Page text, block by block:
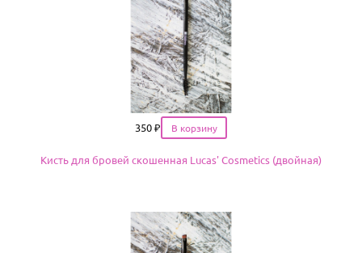
Цена
350 ₽
Кисть для бровей скошенная Lucas' Cosmetics (двойная)